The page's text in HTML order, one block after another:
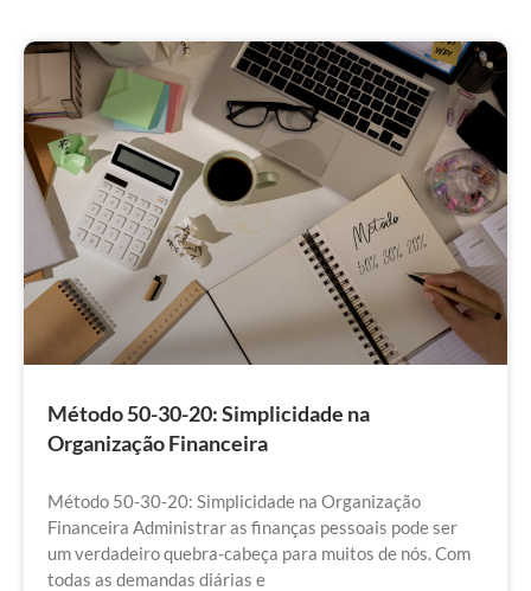
Método 50-30-20: Simplicidade na
Organização Financeira
Método 50-30-20: Simplicidade na Organização
Financeira Administrar as finanças pessoais pode ser
um verdadeiro quebra-cabeça para muitos de nós. Com
todas as demandas diárias e